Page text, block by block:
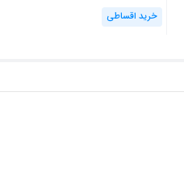
خرید اقساطی